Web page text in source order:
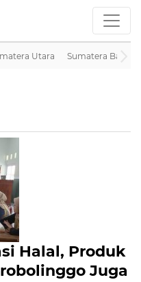
Utara Sumatera Barat
Halal, Produk
Juga